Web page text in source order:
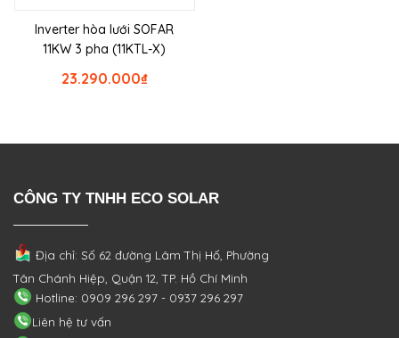
Inverter hòa lưới SOFAR
11KW 3 pha (11KTL-X)
₫
23.290.000
CÔNG TY TNHH ECO SOLAR
Địa chỉ: Số 62 đường Lâm Thị Hố, Phường
Tân Chánh Hiệp, Quận 12, TP. Hồ Chí Minh
Hotline: 0909 296 297 - 0937 296 297
Liên hệ tư vấn